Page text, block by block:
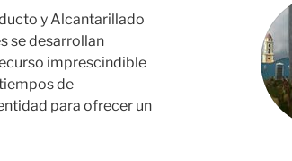
y Alcantarillado
se desarrollan
imprescindible
de
para ofrecer un